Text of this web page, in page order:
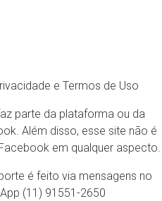
e Termos de Uso
parte da plataforma ou da
Além disso, esse site não é
em qualquer aspecto.
é feito via mensagens no
(11) 91551-2650